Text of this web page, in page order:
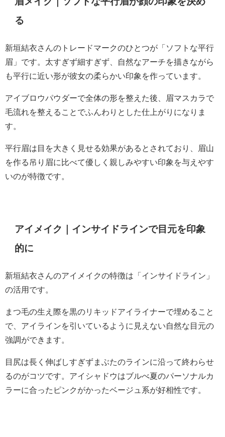
る
新垣結衣さんのトレードマークのひとつが「ソフトな平行
眉」です。太すぎず細すぎず、自然なアーチを描きながら
も平行に近い形が彼女の柔らかい印象を作っています。
アイブロウパウダーで全体の形を整えた後、眉マスカラで
毛流れを整えることでふんわりとした仕上がりになりま
す。
平行眉は目を大きく見せる効果があるとされており、眉山
を作る吊り眉に比べて優しく親しみやすい印象を与えやす
いのが特徴です。
アイメイク｜インサイドラインで目元を印象
的に
新垣結衣さんのアイメイクの特徴は「インサイドライン」
の活用です。
まつ毛の生え際を黒のリキッドアイライナーで埋めること
で、アイラインを引いているように見えない自然な目元の
強調ができます。
目尻は長く伸ばしすぎずまぶたのラインに沿って終わらせ
るのがコツです。アイシャドウはブルべ夏のパーソナルカ
ラーに合ったピンクがかったベージュ系が好相性です。